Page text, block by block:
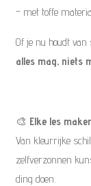
– met toffe
Of je nu houdt
alles mag, niets
🎨 Elke les
Van kleurrijke
zelfverzonnen
ding doen.